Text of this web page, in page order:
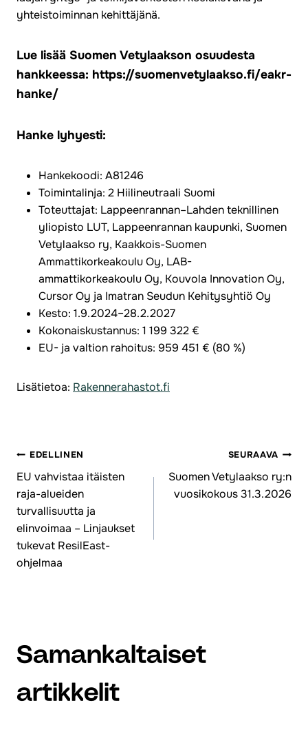
yhteistoiminnan kehittäjänä.
Lue lisää Suomen Vetylaakson osuudesta
hankkeessa: https://suomenvetylaakso.fi/eakr-
hanke/
Hanke lyhyesti:
Hankekoodi: A81246
Toimintalinja: 2 Hiilineutraali Suomi
Toteuttajat: Lappeenrannan–Lahden teknillinen
yliopisto LUT, Lappeenrannan kaupunki, Suomen
Vetylaakso ry, Kaakkois-Suomen
Ammattikorkeakoulu Oy, LAB-
ammattikorkeakoulu Oy, Kouvola Innovation Oy,
Cursor Oy ja Imatran Seudun Kehitysyhtiö Oy
Kesto: 1.9.2024–28.2.2027
Kokonaiskustannus: 1 199 322 €
EU- ja valtion rahoitus: 959 451 € (80 %)
Lisätietoa: Rakennerahastot.fi
Artikkelien
selaus
EDELLINEN
EU vahvistaa itäisten
raja-alueiden
turvallisuutta ja
elinvoimaa – Linjaukset
tukevat ResilEast-
ohjelmaa
SEURAAVA
Suomen Vetylaakso ry:n
vuosikokous 31.3.2026
Samankaltaiset
artikkelit